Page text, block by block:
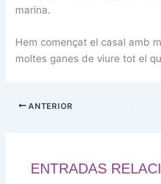
marina.
Hem començat el casal amb
moltes ganes de viure tot el
ANTERIOR
ENTRADAS